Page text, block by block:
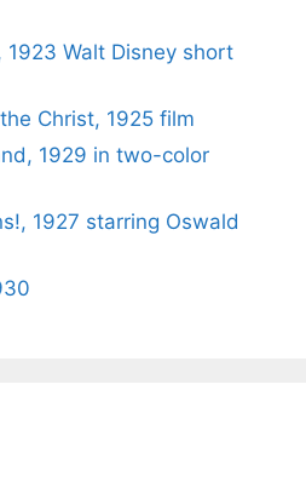
1923 Walt Disney short
Christ, 1925 film
1929 in two-color
1927 starring Oswald